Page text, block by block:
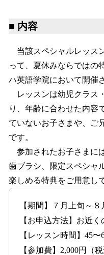
■ 内容
当該スペシャルレッス
って、夏休みならではの
ハ英語学院において開催
レッスンは幼児クラス
り、年齢に合わせた内容
ていないお子さまや、ご
です。
参加されたお子さまに
歯ブラシ、限定スペシャ
楽しめる特典をご用意し
【期間】７月上旬～８
【お申込方法】お近
【レッスン時間】45〜
【参加費】2,000円（税